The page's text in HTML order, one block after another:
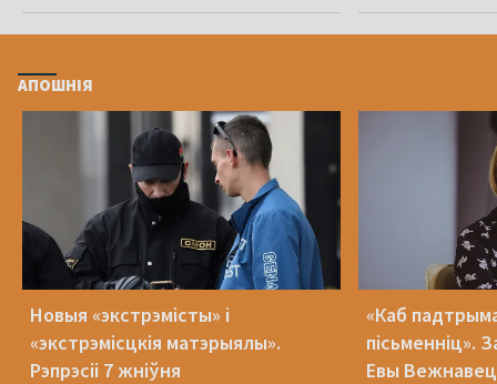
АПОШНІЯ
Новыя «экстрэмісты» і
«экстрэмісцкія матэрыялы».
Рэпрэсіі 7 жніўня
«Каб
пісьменніц».
Евы Вежнавец